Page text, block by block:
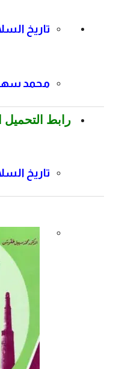
تاريخ
محمد
رابط التحميل
تاريخ